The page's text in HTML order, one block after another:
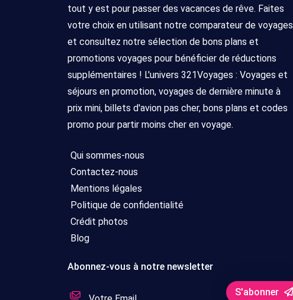
tout y est pour passer des vacances de rêve. Faites
votre choix en utilisant notre comparateur de voyages
et consultez notre sélection de bons plans et
promotions voyages pour bénéficier de réductions
supplémentaires ! L'univers 321Voyages : Voyages et
séjours en promotion, voyages de dernière minute à
prix mini, billets d'avion pas cher, bons plans et codes
promo pour partir moins cher en voyage.
Qui sommes-nous
Contactez-nous
Mentions légales
Politique de confidentialité
Crédit photos
Blog
Abonnez-vous à notre newsletter
S'abonner